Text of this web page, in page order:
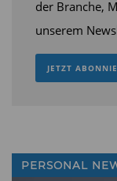
der Branche,
unserem
JETZT
PERSONAL